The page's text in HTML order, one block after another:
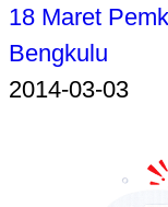
18 Maret
Bengkulu
2014-03-03